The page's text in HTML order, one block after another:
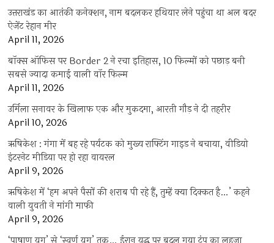
उत्तराखंड का आतंकी कनेक्शन, नाम बदलकर हथियार लेने पहुंचा था अल बदर
ऐजेंट रेहान मीर
April 11, 2026
बॉक्स ऑफिस पर Border 2 ने रचा इतिहास, 10 फिल्मों को पछाड़ बनी
सबसे ज्यादा कमाई वाली वॉर फिल्म
April 11, 2026
उर्मिला सनावर के खिलाफ एक और मुकदमा, आरती गौड़ ने दी तहरीर
April 10, 2026
ऋषिकेश : गंगा में बह रहे पर्यटक को मुख्य राफ्टिंग गाइड ने बचाया, वीडियो
इंटरनेट मीडिया पर हो रहा वायरल
April 9, 2026
ऋषिकेश में ‘हम अपने पैसों की शराब पी रहे हैं, तुम्हें क्या दिक्कत है…’ कहने
वाली युवती ने मांगी माफी
April 9, 2026